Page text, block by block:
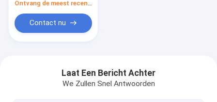
Contact nu
Laat Een Bericht Achter
We Zullen Snel Antwoorden